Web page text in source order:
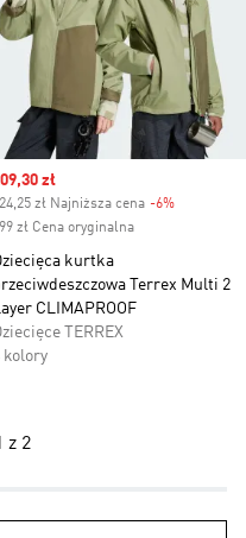
price
zł
zł Najniższa cena -6%
zł Cena oryginalna
kurtka
Terrex Multi 2
CLIMAPROOF
TERREX
kolory
z 2